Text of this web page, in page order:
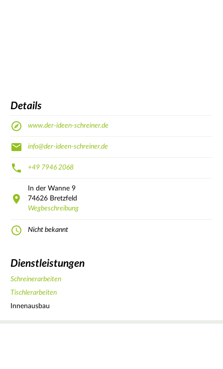
Details
www.der-ideen-schreiner.de
info@der-ideen-schreiner.de
+49 7946 2068
In der Wanne 9
74626 Bretzfeld
Wegbeschreibung
Nicht bekannt
Dienstleistungen
Schreinerarbeiten
Tischlerarbeiten
Innenausbau